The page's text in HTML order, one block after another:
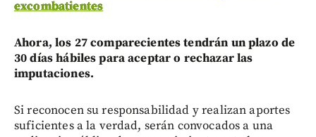
excombatientes
Ahora, los 27 comparecientes tendrán un plazo de
30 días hábiles para aceptar o rechazar las
imputaciones.
Si reconocen su responsabilidad y realizan aportes
suficientes a la verdad, serán convocados a una